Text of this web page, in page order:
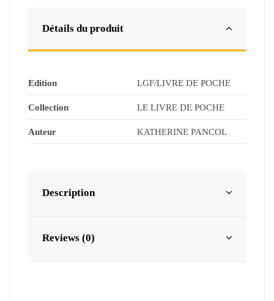
Détails du produit
Edition LGF/LIVRE DE POCHE
Collection LE LIVRE DE POCHE
Auteur KATHERINE PANCOL
Description
Reviews (0)